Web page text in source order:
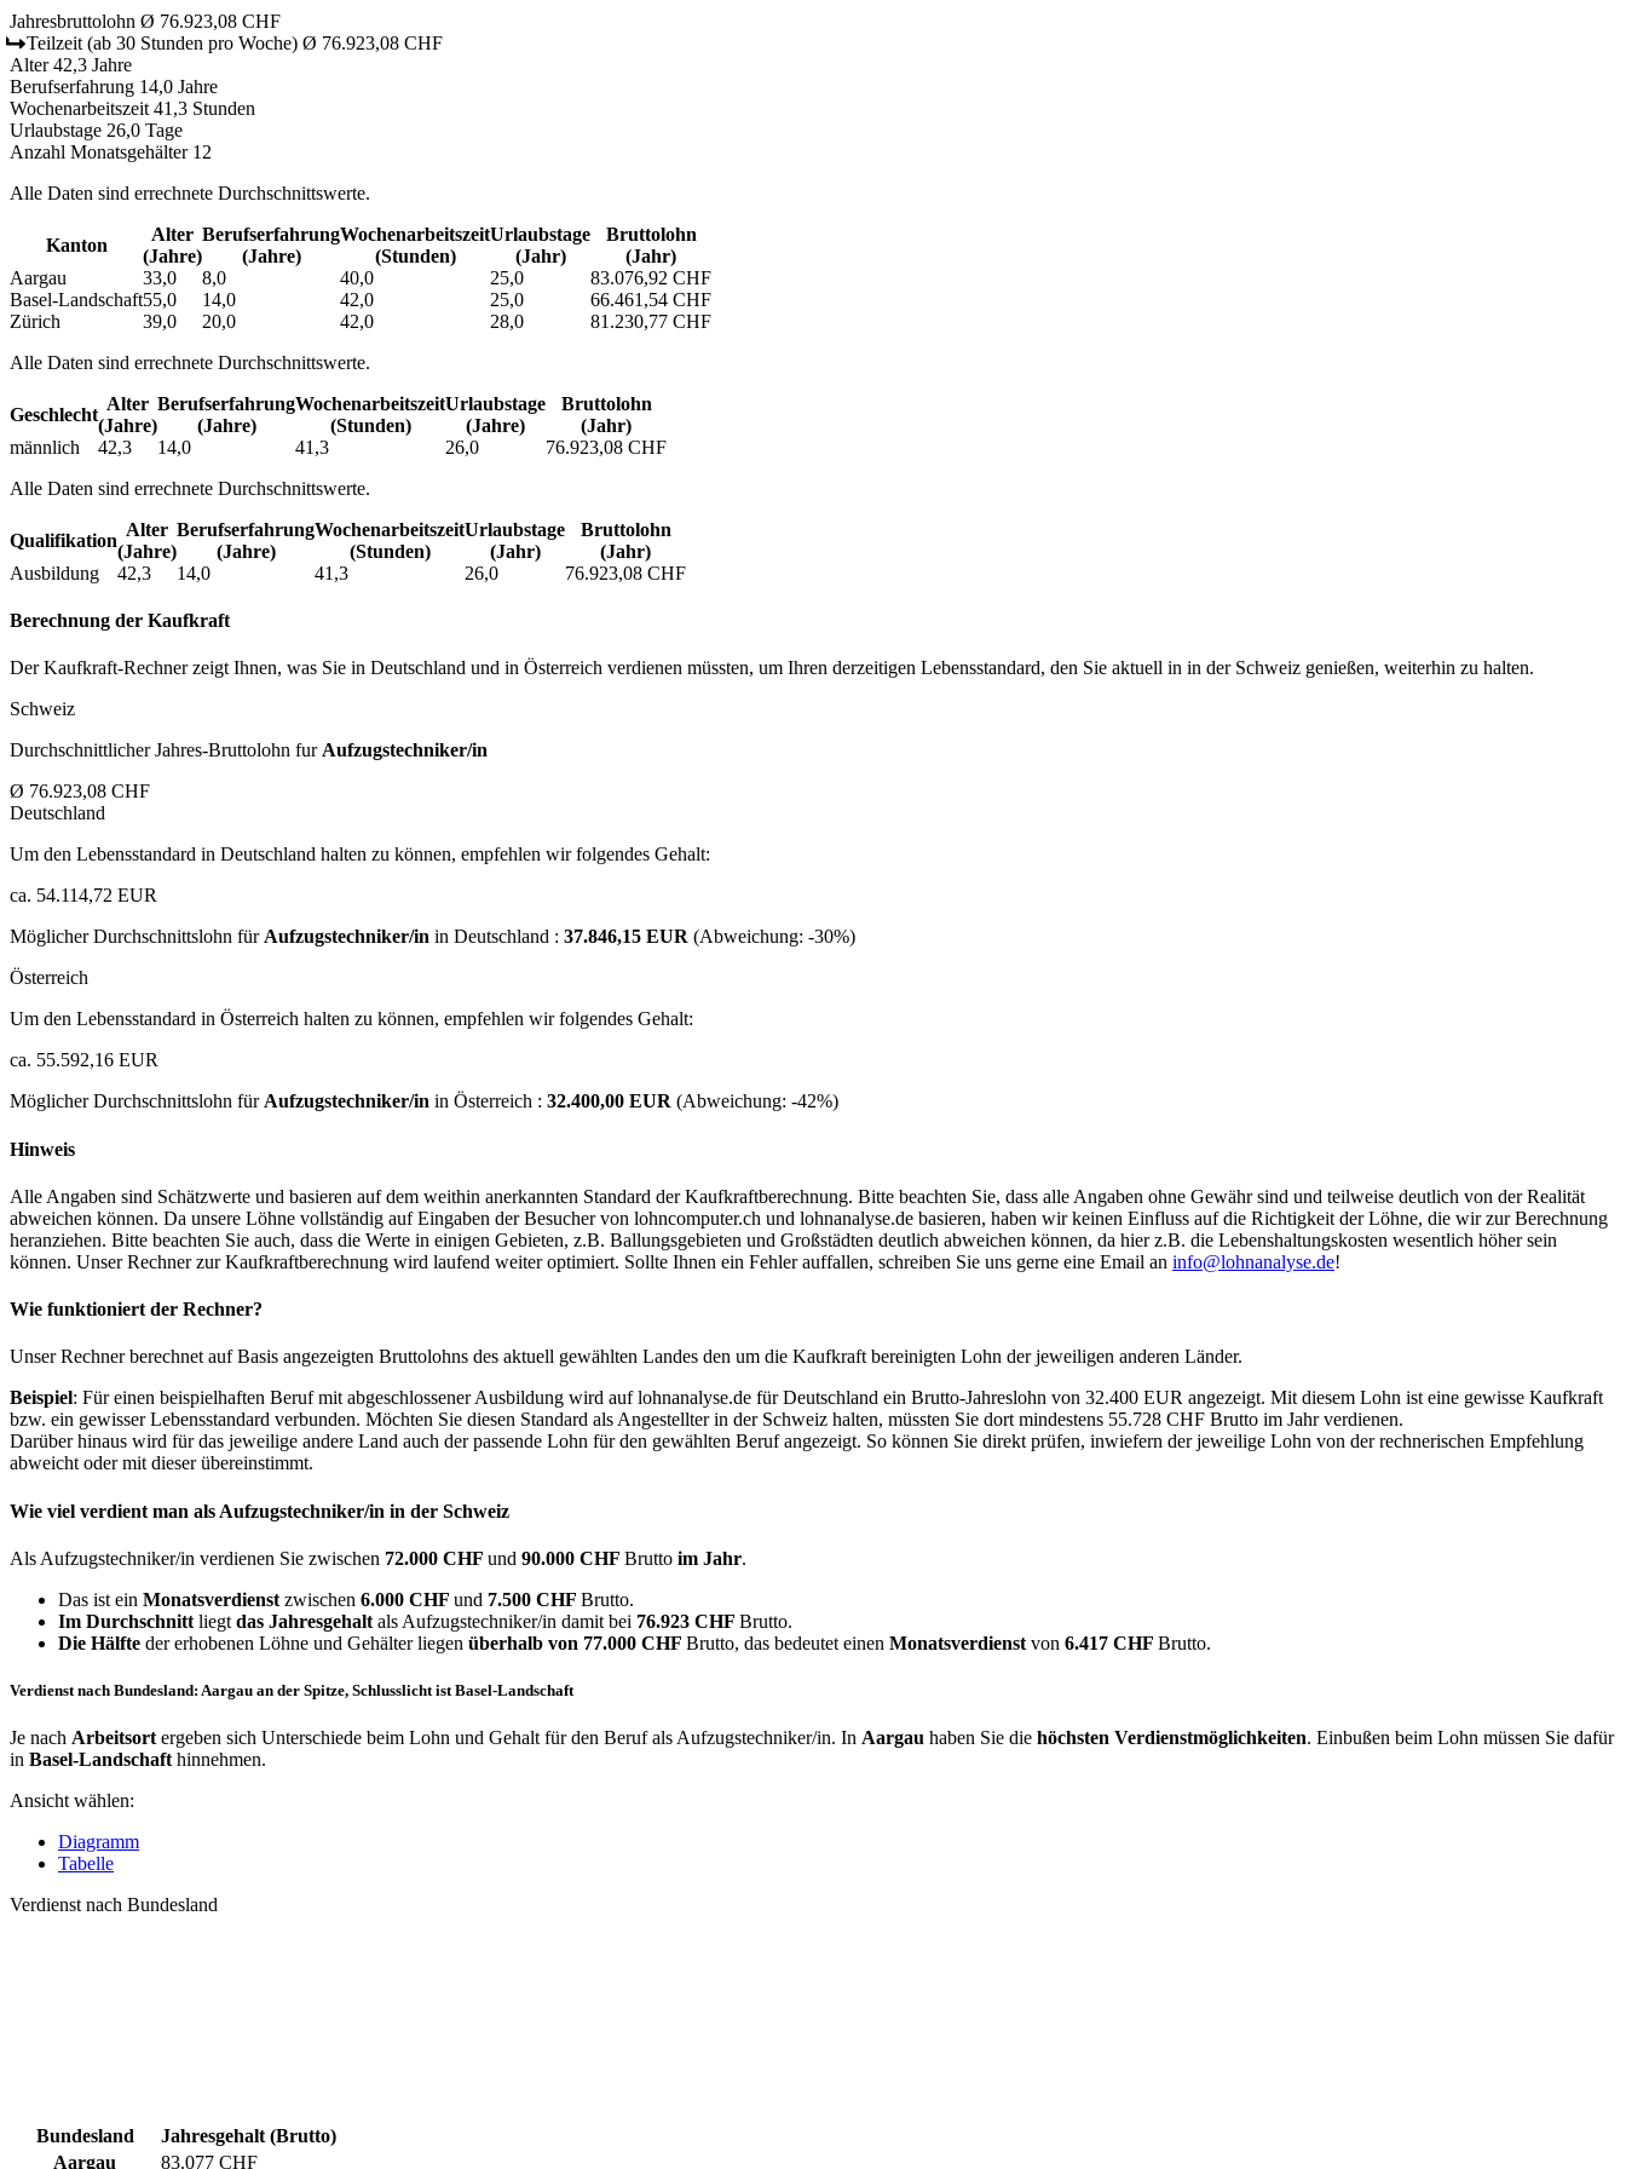
Jahresbruttolohn Ø 76.923,08 CHF
Teilzeit (ab 30 Stunden pro Woche) Ø 76.923,08 CHF
Alter 42,3 Jahre
Berufserfahrung 14,0 Jahre
Wochenarbeitszeit 41,3 Stunden
Urlaubstage 26,0 Tage
Anzahl Monatsgehälter 12
Alle Daten sind errechnete Durchschnittswerte.
Kanton
Alter
(Jahre)
Berufs­erfahrung
(Jahre)
Wochen­arbeitszeit
(Stunden)
Urlaubs­tage
(Jahr)
Bruttolohn
(Jahr)
Aargau
33,0 8,0 40,0 25,0
83.076,92 CHF
Basel-Landschaft55,0 14,0 42,0 25,0
66.461,54 CHF
Zürich
39,0 20,0 42,0 28,0
81.230,77 CHF
Alle Daten sind errechnete Durchschnittswerte.
Geschlecht
Alter
(Jahre)
Berufs­erfahrung
(Jahre)
Wochen­arbeitszeit
(Stunden)
Urlaubs­tage
(Jahre)
Bruttolohn
(Jahr)
männlich
42,3 14,0 41,3 26,0
76.923,08 CHF
Alle Daten sind errechnete Durchschnittswerte.
Qualifikation
Alter
(Jahre)
Berufs­erfahrung
(Jahre)
Wochen­arbeitszeit
(Stunden)
Urlaubs­tage
(Jahr)
Bruttolohn
(Jahr)
Ausbildung
42,3 14,0 41,3 26,0 76.923,08 CHF
Berechnung der Kaufkraft
Der Kaufkraft-Rechner zeigt Ihnen, was Sie in Deutschland und in Österreich verdienen müssten, um Ihren derzeitigen Lebensstandard, den Sie aktuell in in der Schweiz genießen, weiterhin zu halten.
Schweiz
Durchschnittlicher Jahres-Bruttolohn furAufzugstechniker/in
Ø 76.923,08 CHF
Deutschland
Um den Lebensstandard in Deutschland halten zu können, empfehlen wir folgendes Gehalt:
ca. 54.114,72 EUR
Möglicher Durchschnittslohn fürAufzugstechniker/in in Deutschland : 37.846,15 EUR (Abweichung: -30%)
Österreich
Um den Lebensstandard in Österreich halten zu können, empfehlen wir folgendes Gehalt:
ca. 55.592,16 EUR
Möglicher Durchschnittslohn fürAufzugstechniker/in in Österreich : 32.400,00 EUR (Abweichung: -42%)
Hinweis
Alle Angaben sind Schätzwerte und basieren auf dem weithin anerkannten Standard der Kaufkraftberechnung. Bitte beachten Sie, dass alle Angaben ohne Gewähr sind und teilweise deutlich von der Realität
abweichen können. Da unsere Löhne vollständig auf Eingaben der Besucher von lohncomputer.ch und lohnanalyse.de basieren, haben wir keinen Einfluss auf die Richtigkeit der Löhne, die wir zur Berechnung
heranziehen. Bitte beachten Sie auch, dass die Werte in einigen Gebieten, z.B. Ballungsgebieten und Großstädten deutlich abweichen können, da hier z.B. die Lebenshaltungskosten wesentlich höher sein
können. Unser Rechner zur Kaufkraftberechnung wird laufend weiter optimiert. Sollte Ihnen ein Fehler auffallen, schreiben Sie uns gerne eine Email an info@lohnanalyse.de!
Wie funktioniert der Rechner?
Unser Rechner berechnet auf Basis angezeigten Bruttolohns des aktuell gewählten Landes den um die Kaufkraft bereinigten Lohn der jeweiligen anderen Länder.
Beispiel: Für einen beispielhaften Beruf mit abgeschlossener Ausbildung wird auf lohnanalyse.de für Deutschland ein Brutto-Jahreslohn von 32.400 EUR angezeigt. Mit diesem Lohn ist eine gewisse Kaufkraft
bzw. ein gewisser Lebensstandard verbunden. Möchten Sie diesen Standard als Angestellter in der Schweiz halten, müssten Sie dort mindestens 55.728 CHF Brutto im Jahr verdienen.
Darüber hinaus wird für das jeweilige andere Land auch der passende Lohn für den gewählten Beruf angezeigt. So können Sie direkt prüfen, inwiefern der jeweilige Lohn von der rechnerischen Empfehlung
abweicht oder mit dieser übereinstimmt.
Wie viel verdient man als Aufzugstechniker/in in der Schweiz
Als Aufzugstechniker/in verdienen Sie zwischen 72.000 CHF und 90.000 CHF Brutto im Jahr.
Das ist ein Monatsverdienst zwischen 6.000 CHF und 7.500 CHF Brutto.
Im Durchschnitt liegt das Jahresgehalt als Aufzugstechniker/in damit bei 76.923 CHF Brutto.
Die Hälfte der erhobenen Löhne und Gehälter liegen überhalb von 77.000 CHF Brutto, das bedeutet einen Monatsverdienst von 6.417 CHF Brutto.
Verdienst nach Bundesland: Aargau an der Spitze, Schlusslicht ist Basel-Landschaft
Je nach Arbeitsort ergeben sich Unterschiede beim Lohn und Gehalt für den Beruf als Aufzugstechniker/in. In Aargau haben Sie die höchsten Verdienstmöglichkeiten. Einbußen beim Lohn müssen Sie dafür
in Basel-Landschaft hinnehmen.
Ansicht wählen:
Diagramm
Tabelle
Verdienst nach Bundesland
Bundesland
Jahresgehalt (Brutto)
Aargau
83.077 CHF